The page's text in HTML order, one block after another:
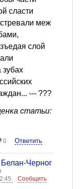
сласти
меж
слой
зубах
--- ???
статьи:
0 Ответить
Черногор
Сообщить